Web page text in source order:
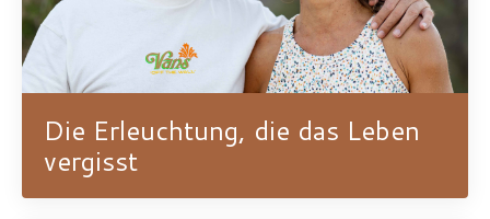
Die Erleuchtung, die das Leben
vergisst